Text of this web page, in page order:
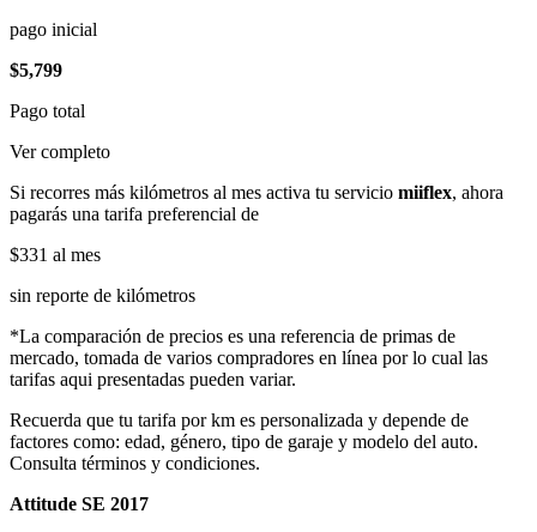
pago inicial
$5,799
Pago total
Ver completo
Si recorres más kilómetros al mes activa tu servicio miiflex, ahora
pagarás una tarifa preferencial de
$331 al mes
sin reporte de kilómetros
*La comparación de precios es una referencia de primas de
mercado, tomada de varios compradores en línea por lo cual las
tarifas aqui presentadas pueden variar.
Recuerda que tu tarifa por km es personalizada y depende de
factores como: edad, género, tipo de garaje y modelo del auto.
Consulta términos y condiciones.
Attitude SE 2017